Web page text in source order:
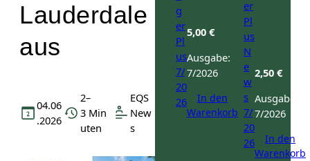
Lauderdale
aus
04.06
.2026
2–
3 Min
uten
EQS
New
s
5,00 €
Ausgabe:
7/2026
In den
Warenkorb
2,50 €
Ausgabe:
7/2026
In den
Warenkorb